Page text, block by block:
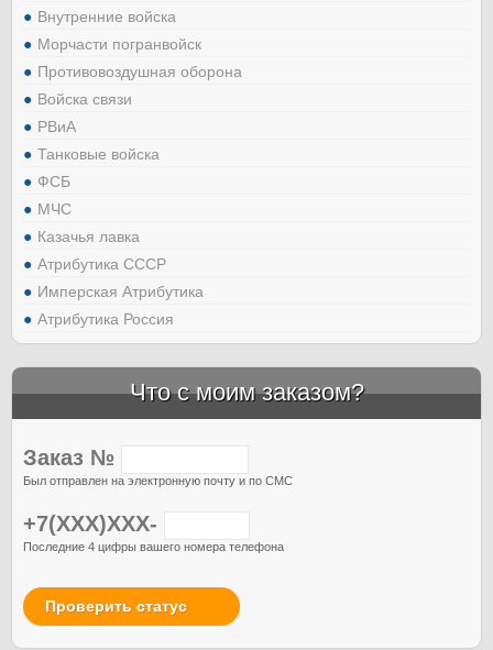
Внутренние войска
Морчасти погранвойск
Противовоздушная оборона
Войска связи
РВиА
Танковые войска
ФСБ
МЧС
Казачья лавка
Атрибутика СССР
Имперская Атрибутика
Атрибутика Россия
Что с моим заказом?
Заказ №
Был отправлен на электронную почту и по СМС
+7(XXX)XXX-
Последние 4 цифры вашего номера телефона
Проверить статус